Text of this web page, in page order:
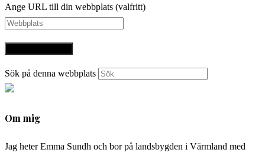
Ange URL till din webbplats (valfritt)
Sök på denna webbplats
Om mig
Jag heter Emma Sundh och bor på landsbygden i Värmland med